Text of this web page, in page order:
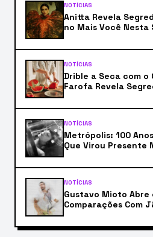
NOTÍCIAS
Anitta Revela
no Mais Você Nesta
NOTÍCIAS
Drible a Seca com
Farofa Revela
NOTÍCIAS
Metrópolis: 100
Que Virou Presente
NOTÍCIAS
Gustavo Mioto Abre
Comparações Com